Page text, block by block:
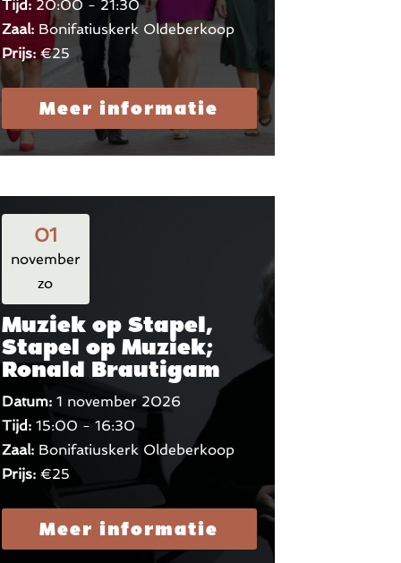
Tijd: 20:00 - 21:30
Zaal: Bonifatiuskerk Oldeberkoop
Prijs: €25
Meer informatie
01
november
zo
Muziek op Stapel,
Stapel op Muziek;
Ronald Brautigam
Datum: 1 november 2026
Tijd: 15:00 - 16:30
Zaal: Bonifatiuskerk Oldeberkoop
Prijs: €25
Meer informatie